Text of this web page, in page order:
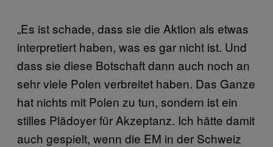
„Es ist schade, dass sie die Aktion als etwas
interpretiert haben, was es gar nicht ist. Und
dass sie diese Botschaft dann auch noch an
sehr viele Polen verbreitet haben. Das Ganze
hat nichts mit Polen zu tun, sondern ist ein
stilles Plädoyer für Akzeptanz. Ich hätte damit
auch gespielt, wenn die EM in der Schweiz